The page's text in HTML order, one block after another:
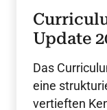
Update
Das
eine
vertieften